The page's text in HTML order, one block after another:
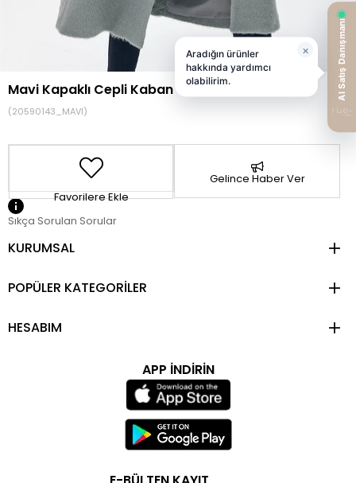
Mavi Kapaklı Cepli Kaban
(20590143_MAVI)
Favorilere Ekle
Gelince Haber Ver
Sıkça Sorulan Sorular
KURUMSAL
POPÜLER KATEGORİLER
HESABIM
APP İNDİRİN